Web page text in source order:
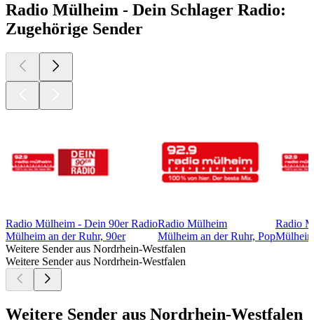
Radio Mülheim - Dein Schlager Radio:
Zugehörige Sender
Radio Mülheim - Dein 90er Radio
Mülheim an der Ruhr, 90er
Radio Mülheim
Mülheim an der Ruhr, Pop
Radio
Weitere Sender aus Nordrhein-Westfalen
Weitere Sender aus Nordrhein-Westfalen
Weitere Sender aus Nordrhein-Westfalen